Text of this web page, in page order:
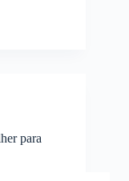
para